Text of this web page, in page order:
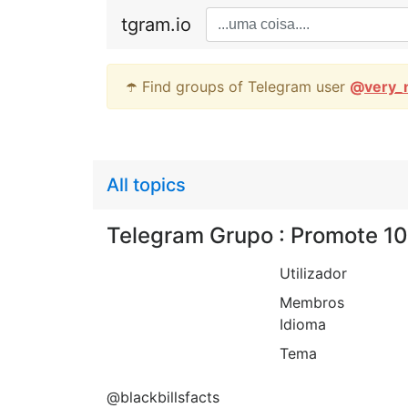
tgram.io
☂️ Find groups of Telegram user @
All topics
Telegram Grupo : Promote
Utilizador
Membros
Idioma
Tema
@blackbillsfacts